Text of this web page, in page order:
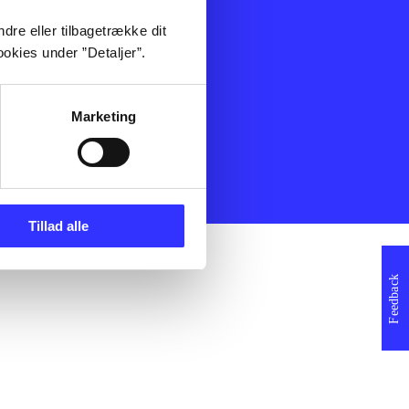
eller tilbagetrække dit
under ”Detaljer”.
Marketing
Tillad alle
Feedback
Film
Musik